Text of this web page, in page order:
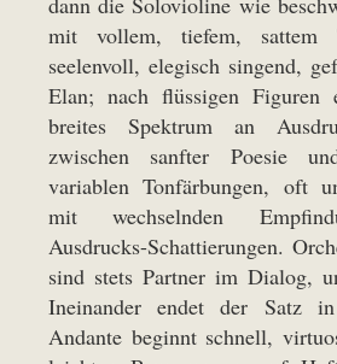
mit vollem, tiefem, sattem
seelenvoll, elegisch singend,
Elan; nach flüssigen Figuren
breites Spektrum an
zwischen sanfter Poesie
variablen Tonfärbungen, oft
mit wechselnden
Ausdrucks-Schattierungen.
sind stets Partner im Dialog,
Ineinander endet der Satz
Andante beginnt schnell,